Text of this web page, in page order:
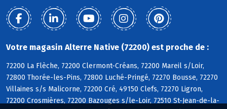
Votre magasin Alterre Native (72200) est proche de :
72200 La Flèche, 72200 Clermont-Créans, 72200 Mareil s/Loir,
72800 Thorée-les-Pins, 72800 Luché-Pringé, 72270 Bousse, 72270
Villaines s/s Malicorne, 72200 Cré, 49150 Clefs, 72270 Ligron,
72200 Crosmières, 72200 Bazouges s/le-Loir, 72510 St-Jean-de-la-